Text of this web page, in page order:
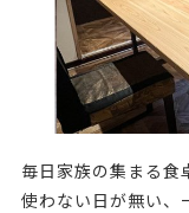
毎日家族の集まる食
使わない日が無い、